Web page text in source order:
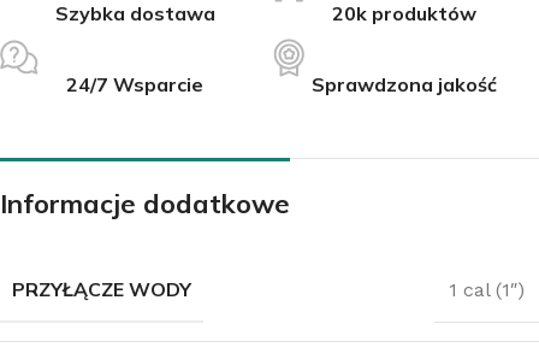
Szybka dostawa 20k produktów
24/7 Wsparcie Sprawdzona jakość
Informacje dodatkowe
PRZYŁĄCZE WODY 1 cal (1″)